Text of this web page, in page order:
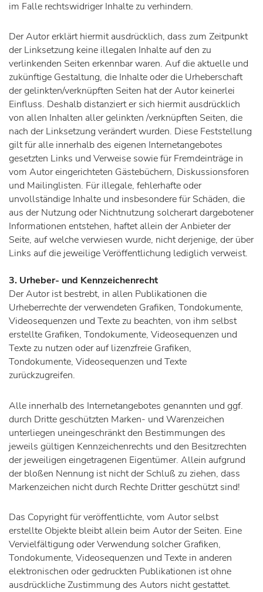
im Falle rechtswidriger Inhalte zu verhindern.
Der Autor erklärt hiermit ausdrücklich, dass zum Zeitpunkt
der Linksetzung keine illegalen Inhalte auf den zu
verlinkenden Seiten erkennbar waren. Auf die aktuelle und
zukünftige Gestaltung, die Inhalte oder die Urheberschaft
der gelinkten/verknüpften Seiten hat der Autor keinerlei
Einfluss. Deshalb distanziert er sich hiermit ausdrücklich
von allen Inhalten aller gelinkten /verknüpften Seiten, die
nach der Linksetzung verändert wurden. Diese Feststellung
gilt für alle innerhalb des eigenen Internetangebotes
gesetzten Links und Verweise sowie für Fremdeinträge in
vom Autor eingerichteten Gästebüchern, Diskussionsforen
und Mailinglisten. Für illegale, fehlerhafte oder
unvollständige Inhalte und insbesondere für Schäden, die
aus der Nutzung oder Nichtnutzung solcherart dargebotener
Informationen entstehen, haftet allein der Anbieter der
Seite, auf welche verwiesen wurde, nicht derjenige, der über
Links auf die jeweilige Veröffentlichung lediglich verweist.
3. Urheber- und Kennzeichenrecht
Der Autor ist bestrebt, in allen Publikationen die
Urheberrechte der verwendeten Grafiken, Tondokumente,
Videosequenzen und Texte zu beachten, von ihm selbst
erstellte Grafiken, Tondokumente, Videosequenzen und
Texte zu nutzen oder auf lizenzfreie Grafiken,
Tondokumente, Videosequenzen und Texte
zurückzugreifen.
Alle innerhalb des Internetangebotes genannten und ggf.
durch Dritte geschützten Marken- und Warenzeichen
unterliegen uneingeschränkt den Bestimmungen des
jeweils gültigen Kennzeichenrechts und den Besitzrechten
der jeweiligen eingetragenen Eigentümer. Allein aufgrund
der bloßen Nennung ist nicht der Schluß zu ziehen, dass
Markenzeichen nicht durch Rechte Dritter geschützt sind!
Das Copyright für veröffentlichte, vom Autor selbst
erstellte Objekte bleibt allein beim Autor der Seiten. Eine
Vervielfältigung oder Verwendung solcher Grafiken,
Tondokumente, Videosequenzen und Texte in anderen
elektronischen oder gedruckten Publikationen ist ohne
ausdrückliche Zustimmung des Autors nicht gestattet.